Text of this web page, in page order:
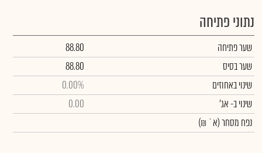
נתוני פתיחה
שער פתיחה
88.80
שער בסיס
88.80
שינוי באחוזים
0.00%
שינויב- אג'
0.00
נפח מסחר(א` ₪)